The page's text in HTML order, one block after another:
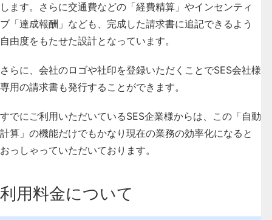
します。さらに交通費などの「経費精算」やインセンティ
ブ「達成報酬」なども、完成した請求書に追記できるよう
自由度をもたせた設計となっています。
さらに、会社のロゴや社印を登録いただくことでSES会社様
専用の請求書も発行することができます。
すでにご利用いただいているSES企業様からは、 この「自動
計算」の機能だけでもかなり現在の業務の効率化になると
おっしゃっていただいております。
利用料金について